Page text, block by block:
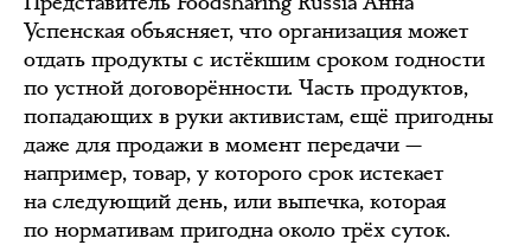
Успенская объясняет, что организация может
отдать продукты с истёкшим сроком годности
по устной договорённости. Часть продуктов,
попадающих в руки активистам, ещё пригодны
даже для продажи в момент передачи —
например, товар, у которого срок истекает
на следующий день, или выпечка, которая
по нормативам пригодна около трёх суток.